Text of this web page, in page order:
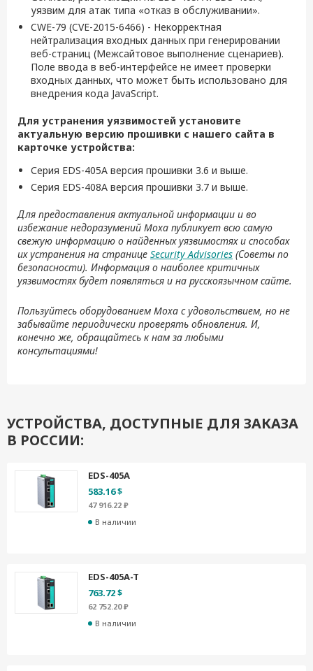
уязвим для атак типа «отказ в обслуживании».
CWE-79 (CVE-2015-6466) - Некорректная
нейтрализация входных данных при генерировании
веб-страниц (Межсайтовое выполнение сценариев).
Поле ввода в веб-интерфейсе не имеет проверки
входных данных, что может быть использовано для
внедрения кода JavaScript.
Для устранения уязвимостей установите
актуальную версию прошивки с нашего сайта в
карточке устройства:
Серия EDS-405A версия прошивки 3.6 и выше.
Серия EDS-408A версия прошивки 3.7 и выше.
Для предоставления актуальной информации и во
избежание недоразумений Moxa публикует всю самую
свежую информацию о найденных уязвимостях и способах
их устранения на странице Security Advisories (Советы по
безопасности). Информация о наиболее критичных
уязвимостях будет появляться и на русскоязычном сайте.
Пользуйтесь оборудованием Moxa с удовольствием, но не
забывайте периодически проверять обновления. И,
конечно же, обращайтесь к нам за любыми
консультациями!
УСТРОЙСТВА, ДОСТУПНЫЕ ДЛЯ ЗАКАЗА
В РОССИИ:
EDS-405A
583.16 $
47 916.22 ₽
В наличии
EDS-405A-T
763.72 $
62 752.20 ₽
В наличии